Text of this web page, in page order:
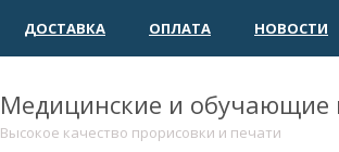
ДОСТАВКА ОПЛАТА НОВОСТИ
Медицинские и обучающие
Высокое качество прорисовки и печати